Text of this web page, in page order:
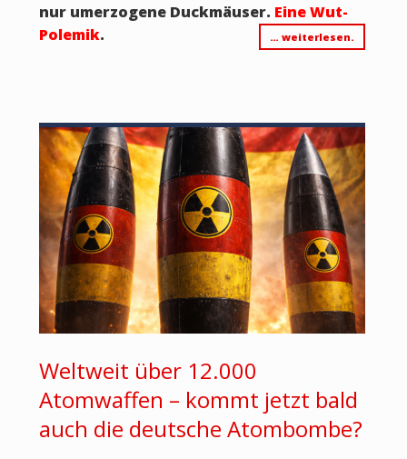
nur umerzogene Duckmäuser. Eine Wut-
Polemik. … weiterlesen.
Weltweit über 12.000
Atomwaffen – kommt jetzt bald
auch die deutsche Atombombe?